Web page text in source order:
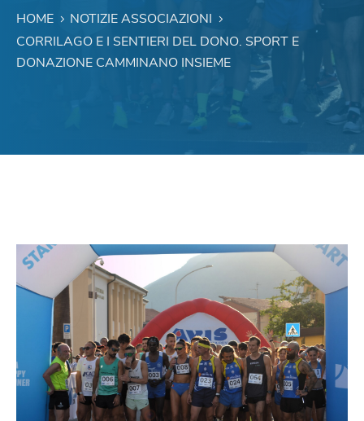
HOME
NOTIZIE ASSOCIAZIONI
CORRILAGO E I SENTIERI DEL DONO. SPORT E
DONAZIONE CAMMINANO INSIEME